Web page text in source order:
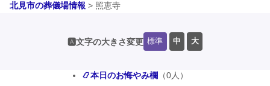
北見市の葬儀場情報 > 照恵寺
🅰️文字の大きさ変更 標準 中 大
📿本日のお悔やみ欄 （0人）